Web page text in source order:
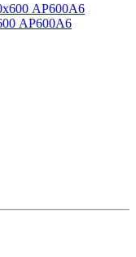
AP600A6